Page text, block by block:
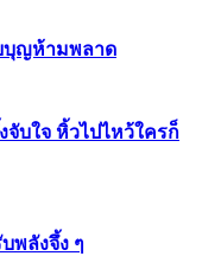
บุญห้ามพลาด
จับใจ หิ้วไปไหว้ใครก็
พลังจึ้ง ๆ